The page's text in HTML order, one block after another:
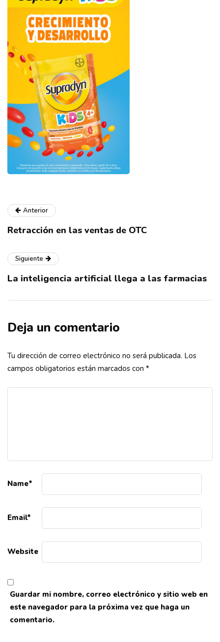
Anterior
Retracción en las ventas de OTC
Siguiente
La inteligencia artificial llega a las farmacias
Deja un comentario
Tu dirección de correo electrónico no será publicada. Los
campos obligatorios están marcados con *
Name*
Email*
Website
Guardar mi nombre, correo electrónico y sitio web en
este navegador para la próxima vez que haga un
comentario.